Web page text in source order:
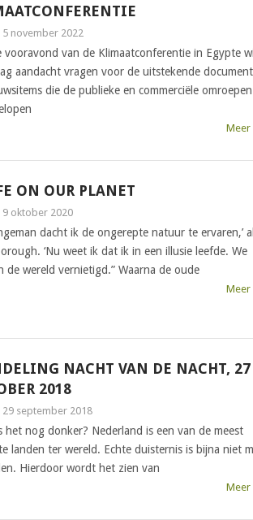
5 november 2022
vooravond van de Klimaatconferentie in Egypte
aandacht vragen voor de uitstekende
die de publieke en commerciële
Meer
ON OUR PLANET
9 oktober 2020
dacht ik de ongerepte natuur te ervaren,’
‘Nu weet ik dat ik in een illusie leefde. We
de wereld vernietigd.” Waarna de oude
Meer
NACHT VAN DE NACHT, 27
2018
29 september 2018
het nog donker? Nederland is een van de meest
landen ter wereld. Echte duisternis is bijna niet
Hierdoor wordt het zien van
Meer